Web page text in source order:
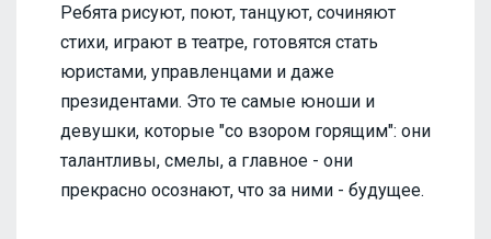
Ребята рисуют, поют, танцуют, сочиняют
стихи, играют в театре, готовятся стать
юристами, управленцами и даже
президентами. Это те самые юноши и
девушки, которые "со взором горящим": они
талантливы, смелы, а главное - они
прекрасно осознают, что за ними - будущее.